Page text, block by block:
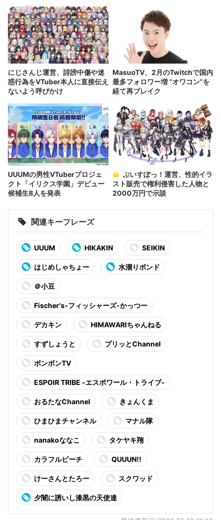
にじさんじ運営、誹謗中傷や迷
惑行為をVTuber本人に直接伝え
ないよう呼びかけ
MasuoTV、2月のTwitchで国内
最多フォロワー増 “オワコン”を
経て再ブレイク
UUUMの男性VTuberプロジェ
クト「イリクス学園」デビュー
候補生8人を発表
スト販売で権利侵害した人物と
2000万円で示談
関連キーフレーズ
UUUM HIKAKIN SEIKIN
はじめしゃちょー 水溜りボンド
＠小豆
Fischer's-フィッシャーズ-かっつー
デカキン HIMAWARIちゃんねる
すずしょうと プリッとChannel
ボンボンTV
ESPOIR TRIBE -エスポワール・トライブ-
おるたなChannel きょんくま
ひまひまチャンネル マナル隊
nanakoななこ タケヤキ翔
カラフルピーチ QUUUN!!
けーさんとたろー スクワッド
夕闇に誘いし漆黒の天使達